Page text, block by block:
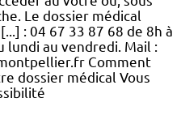
Le dossier médical
: 04 67 33 87 68 de 8h à
lundi au vendredi. Mail :
Comment
dossier médical Vous